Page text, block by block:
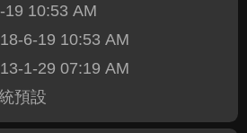
19 10:53 AM
6-19 10:53 AM
1-29 07:19 AM
預設